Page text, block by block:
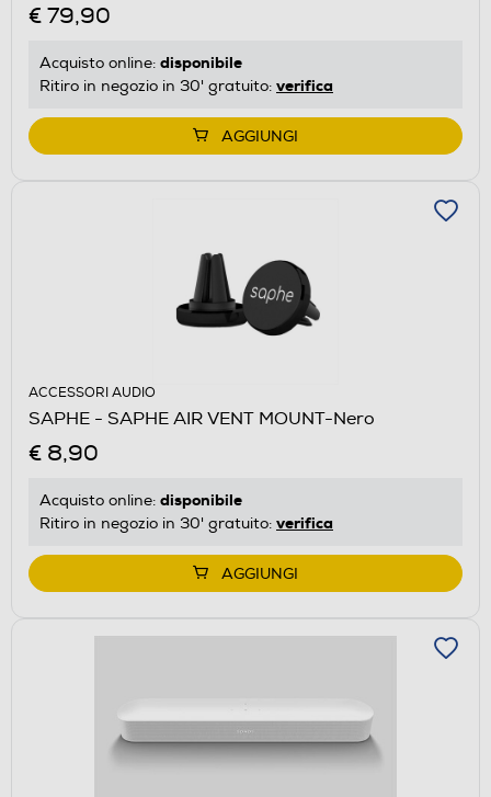
€ 79,90
Acquisto online: disponibile
Ritiro in negozio in 30' gratuito: verifica
AGGIUNGI
ACCESSORI AUDIO
SAPHE - SAPHE AIR VENT MOUNT-Nero
€ 8,90
Acquisto online: disponibile
Ritiro in negozio in 30' gratuito: verifica
AGGIUNGI